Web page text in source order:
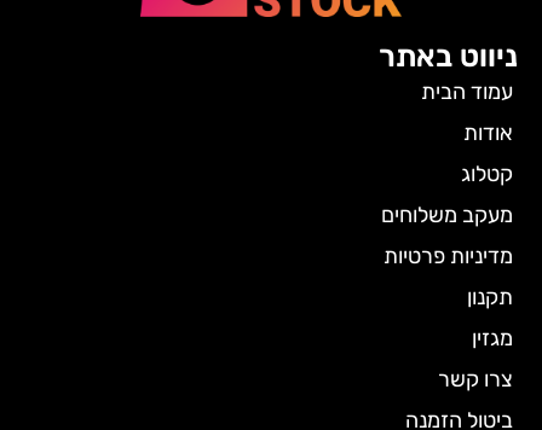
ניווט באתר
עמוד הבית
אודות
קטלוג
מעקב משלוחים
מדיניות פרטיות
תקנון
מגזין
צרו קשר
ביטול הזמנה